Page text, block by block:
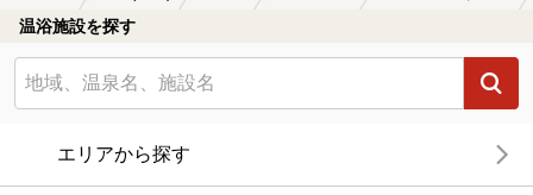
温浴施設を探す
エリアから探す